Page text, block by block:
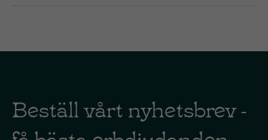
Beställ vårt nyhetsbrev -